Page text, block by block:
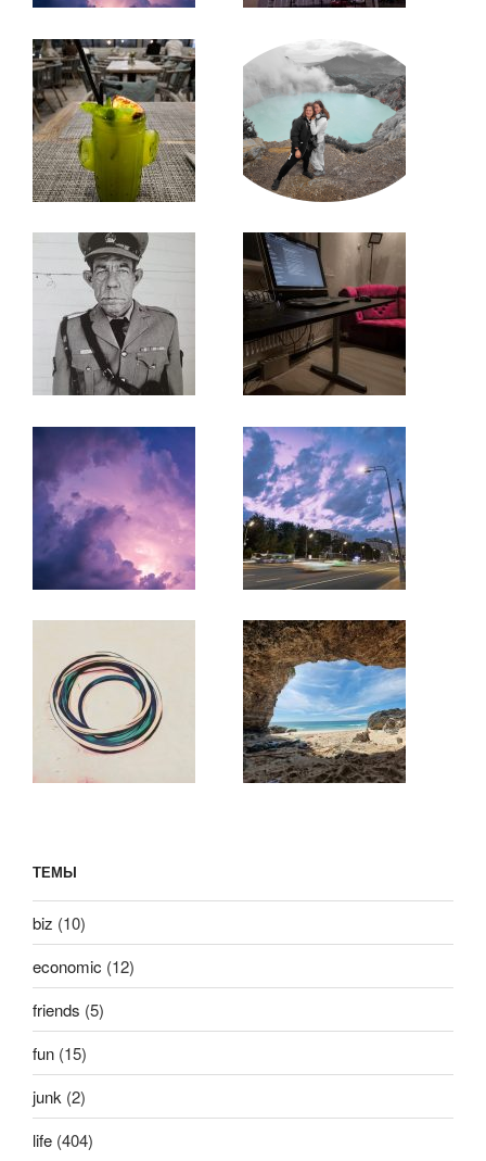
ТЕМЫ
biz (10)
economic (12)
friends (5)
fun (15)
junk (2)
life (404)